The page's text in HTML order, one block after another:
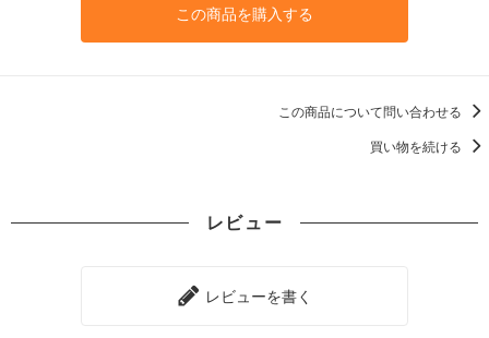
この商品を購入する
この商品について問い合わせる
買い物を続ける
レビュー
レビューを書く